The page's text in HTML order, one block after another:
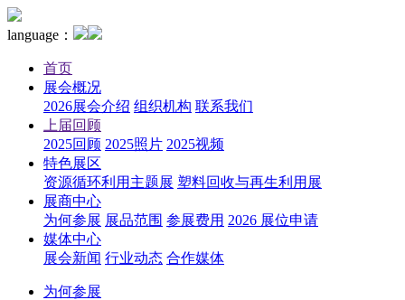
language：
首页
展会概况
2026展会介绍 组织机构 联系我们
上届回顾
2025回顾 2025照片 2025视频
特色展区
资源循环利用主题展 塑料回收与再生利用展
展商中心
为何参展 展品范围 参展费用 2026 展位申请
媒体中心
展会新闻 行业动态 合作媒体
为何参展